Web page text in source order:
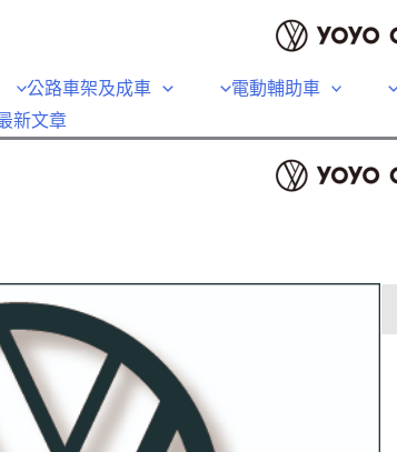
公路車架及成車 電動輔助車
新文章